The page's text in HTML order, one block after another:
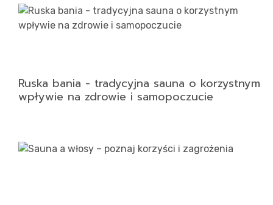
Ruska bania - tradycyjna sauna o korzystnym
wpływie na zdrowie i samopoczucie